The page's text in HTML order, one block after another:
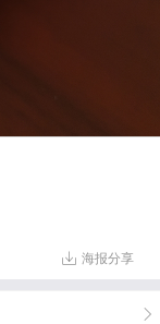
海报分享